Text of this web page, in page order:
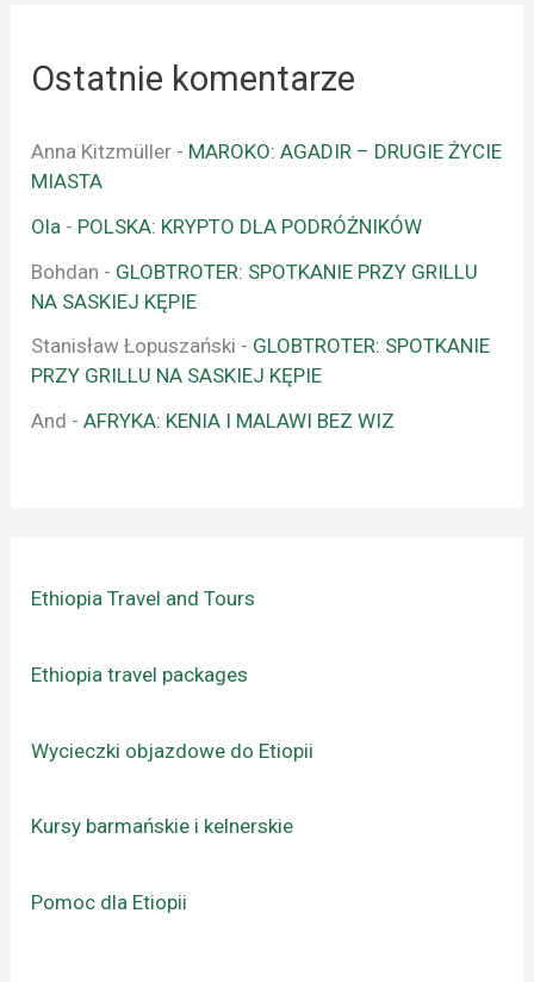
Ostatnie komentarze
Anna Kitzmüller - MAROKO: AGADIR – DRUGIE ŻYCIE
MIASTA
Ola - POLSKA: KRYPTO DLA PODRÓŻNIKÓW
Bohdan - GLOBTROTER: SPOTKANIE PRZY GRILLU
NA SASKIEJ KĘPIE
Stanisław Łopuszański - GLOBTROTER: SPOTKANIE
PRZY GRILLU NA SASKIEJ KĘPIE
And -AFRYKA: KENIA I MALAWI BEZ WIZ
Ethiopia Travel and Tours
Ethiopia travel packages
Wycieczki objazdowe do Etiopii
Kursy barmańskie i kelnerskie
Pomoc dla Etiopii